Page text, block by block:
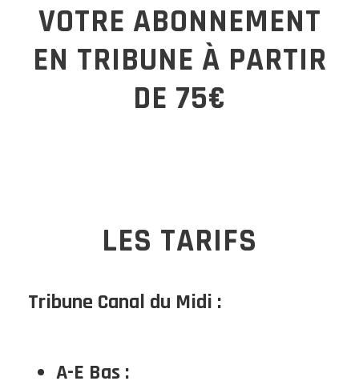
VOTRE ABONNEMENT
EN TRIBUNE À PARTIR
DE 75€
LES TARIFS
Tribune Canal du Midi :
A-E Bas :